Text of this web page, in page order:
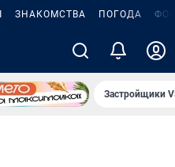
ЗНАКОМСТВА ПОГОДА
Застройщики